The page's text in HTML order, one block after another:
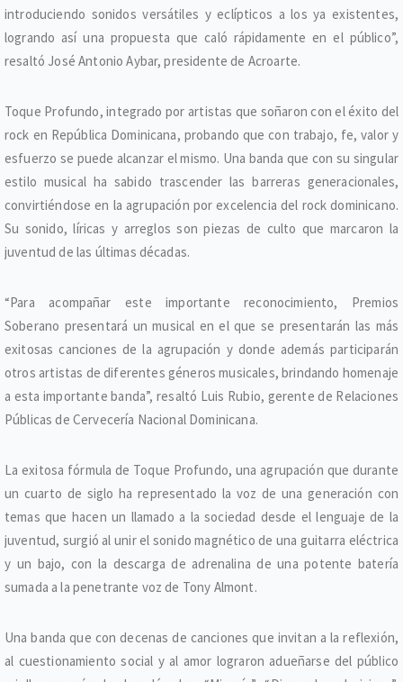
introduciendo sonidos versátiles y eclípticos a los ya existentes,
logrando así una propuesta que caló rápidamente en el público”,
resaltó José Antonio Aybar, presidente de Acroarte.
Toque Profundo, integrado por artistas que soñaron con el éxito del
rock en República Dominicana, probando que con trabajo, fe, valor y
esfuerzo se puede alcanzar el mismo. Una banda que con su singular
estilo musical ha sabido trascender las barreras generacionales,
convirtiéndose en la agrupación por excelencia del rock dominicano.
Su sonido, líricas y arreglos son piezas de culto que marcaron la
juventud de las últimas décadas.
“Para acompañar este importante reconocimiento, Premios
Soberano presentará un musical en el que se presentarán las más
exitosas canciones de la agrupación y donde además participarán
otros artistas de diferentes géneros musicales, brindando homenaje
a esta importante banda”, resaltó Luis Rubio, gerente de Relaciones
Públicas de Cervecería Nacional Dominicana.
La exitosa fórmula de Toque Profundo, una agrupación que durante
un cuarto de siglo ha representado la voz de una generación con
temas que hacen un llamado a la sociedad desde el lenguaje de la
juventud, surgió al unir el sonido magnético de una guitarra eléctrica
y un bajo, con la descarga de adrenalina de una potente batería
sumada a la penetrante voz de Tony Almont.
Una banda que con decenas de canciones que invitan a la reflexión,
al cuestionamiento social y al amor lograron adueñarse del público